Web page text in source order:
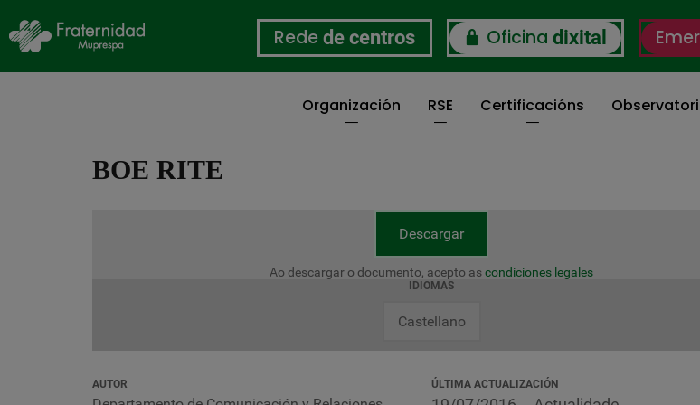
Rede de centros Oficina dixital
Organización RSE Certificacións
BOE RITE
Descargar
Ao descargar o documento, acepto ascondiciones legales
IDIOMAS
Castellano
AUTOR ÚLTIMA ACTUALIZACIÓN